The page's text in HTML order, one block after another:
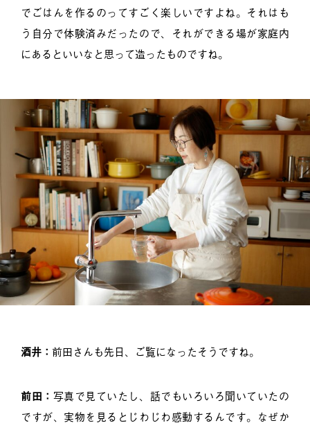
でごはんを作るのってすごく楽しいですよね。それはも
う自分で体験済みだったので、それができる場が家庭内
にあるといいなと思って造ったものですね。
酒井： 前田さんも先日、ご覧になったそうですね。
前田： 写真で見ていたし、話でもいろいろ聞いていたの
ですが、実物を見るとじわじわ感動するんです。なぜか